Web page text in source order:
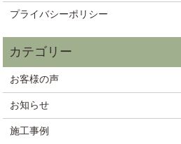
プライバシーポリシー
お客様の声
お知らせ
施工事例